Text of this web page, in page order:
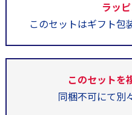
ラッ
このセットはギフト包
このセットを
同梱不可にて別